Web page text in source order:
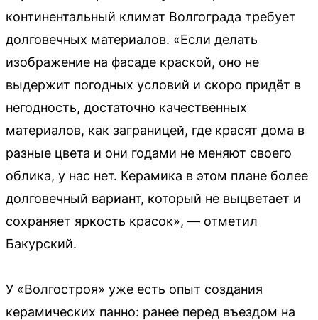
континентальный климат Волгограда требует
долговечных материалов. «Если делать
изображение на фасаде краской, оно не
выдержит погодных условий и скоро придёт в
негодность, достаточно качественных
материалов, как заграницей, где красят дома в
разные цвета и они годами не меняют своего
облика, у нас нет. Керамика в этом плане более
долговечный вариант, который не выцветает и
сохраняет яркость красок», — отметил
Бакурский.
У «Волгостроя» уже есть опыт создания
керамических панно: ранее перед въездом на